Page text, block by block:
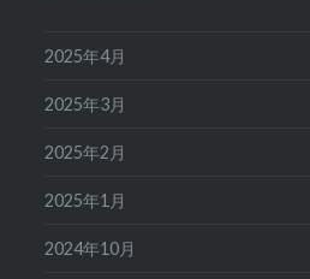
2025年4月
2025年3月
2025年2月
2025年1月
2024年10月